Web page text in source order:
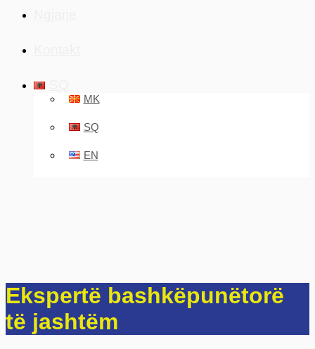
MK
SQ
EN
Ekspertë bashkëpunëtorë
të jashtëm